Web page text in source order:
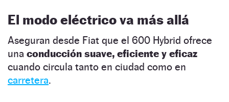
El modo eléctrico va más allá
Aseguran desde Fiat que el 600 Hybrid ofrece
una conducción suave, eficiente y eficaz
cuando circula tanto en ciudad como en
carretera.